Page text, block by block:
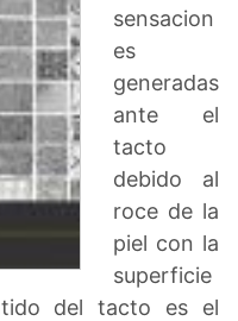
sensacion
es
generadas
ante el
tacto
debido al
roce de la
piel con la
superficie
del tacto es el